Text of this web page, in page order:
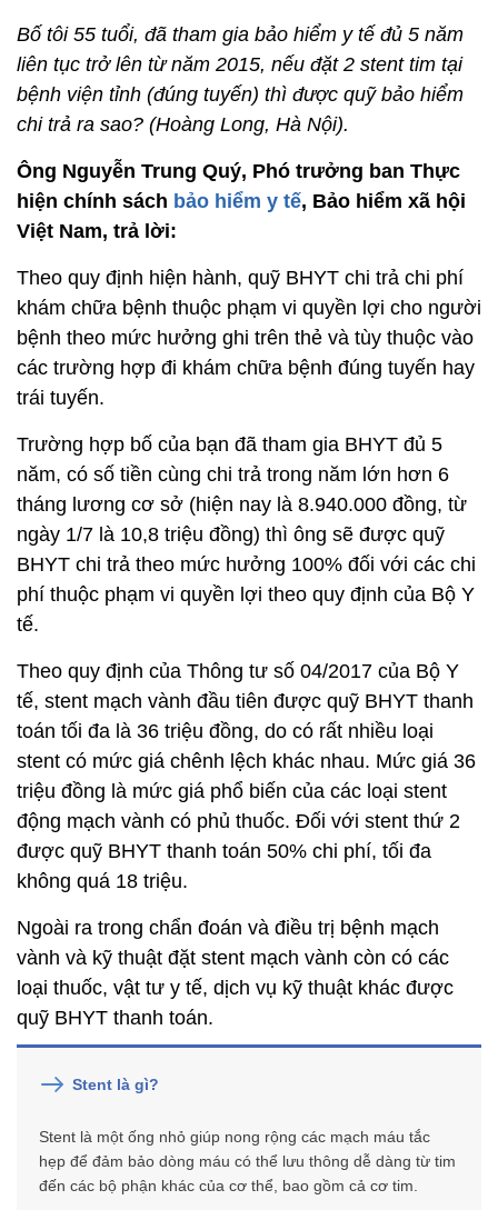
Bố tôi 55 tuổi, đã tham gia bảo hiểm y tế đủ 5 năm
liên tục trở lên từ năm 2015, nếu đặt 2 stent tim tại
bệnh viện tỉnh (đúng tuyến) thì được quỹ bảo hiểm
chi trả ra sao? (Hoàng Long, Hà Nội).
Ông Nguyễn Trung Quý, Phó trưởng ban Thực
hiện chính sách bảo hiểm y tế, Bảo hiểm xã hội
Việt Nam, trả lời:
Theo quy định hiện hành, quỹ BHYT chi trả chi phí
khám chữa bệnh thuộc phạm vi quyền lợi cho người
bệnh theo mức hưởng ghi trên thẻ và tùy thuộc vào
các trường hợp đi khám chữa bệnh đúng tuyến hay
trái tuyến.
Trường hợp bố của bạn đã tham gia BHYT đủ 5
năm, có số tiền cùng chi trả trong năm lớn hơn 6
tháng lương cơ sở (hiện nay là 8.940.000 đồng, từ
ngày 1/7 là 10,8 triệu đồng) thì ông sẽ được quỹ
BHYT chi trả theo mức hưởng 100% đối với các chi
phí thuộc phạm vi quyền lợi theo quy định của Bộ Y
tế.
Theo quy định của Thông tư số 04/2017 của Bộ Y
tế, stent mạch vành đầu tiên được quỹ BHYT thanh
toán tối đa là 36 triệu đồng, do có rất nhiều loại
stent có mức giá chênh lệch khác nhau. Mức giá 36
triệu đồng là mức giá phổ biến của các loại stent
động mạch vành có phủ thuốc. Đối với stent thứ 2
được quỹ BHYT thanh toán 50% chi phí, tối đa
không quá 18 triệu.
Ngoài ra trong chẩn đoán và điều trị bệnh mạch
vành và kỹ thuật đặt stent mạch vành còn có các
loại thuốc, vật tư y tế, dịch vụ kỹ thuật khác được
quỹ BHYT thanh toán.
Stent là gì?
Stent là một ống nhỏ giúp nong rộng các mạch máu tắc
hẹp để đảm bảo dòng máu có thể lưu thông dễ dàng từ tim
đến các bộ phận khác của cơ thể, bao gồm cả cơ tim.